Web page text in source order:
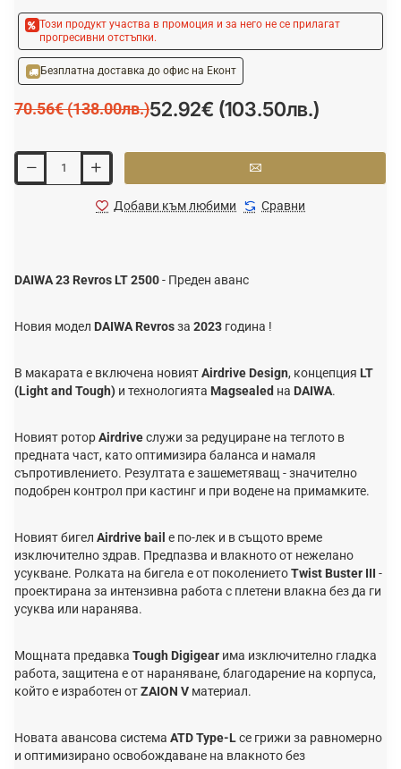
Този продукт участва в промоция и за него не се прилагат
прогресивни отстъпки.
Безплатна доставка до офис на Еконт
52.92€ (103.50лв.)
70.56€ (138.00лв.)
Добави към любими Сравни
DAIWA 23 Revros LT 2500- Преден аванс
Новия модел DAIWA Revrosза 2023 година !
В макарата е включена новиятAirdrive Design, концепция LT
(Light and Tough) и технологията Magsealed на DAIWA.
Новият роторAirdriveслужи за редуциране на теглото в
предната част, като оптимизира баланса и намаля
съпротивлението. Резултата е зашеметяващ - значително
подобрен контрол при кастинг и при водене на примамките.
Новият бигел Airdrive bail е по-лек и в същото време
изключително здрав. Предпазва и влакното от нежелано
усукване. Ролката на бигела е от поколениетоTwist Buster III -
проектирана за интензивна работа с плетени влакна без да ги
усуква или наранява.
Мощната предавка Tough Digigear има изключително гладка
работа, защитена е от нараняване, благодарение на корпуса,
който е изработен отZAION V материал.
Новата авансова система ATD Type-Lсе грижи за равномерно
и оптимизирано освобождаване на влакното без